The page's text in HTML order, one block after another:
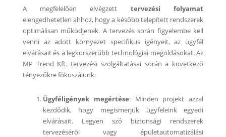
A megfelelően elvégzett tervezési folyamat
elengedhetetlen ahhoz, hogy a később telepített rendszerek
optimálisan működjenek. A tervezés során figyelembe kell
venni az adott környezet specifikus igényeit, az ügyfél
elvárásait és a legkorszerűbb technológiai megoldásokat. Az
MP Trend Kft. tervezési szolgáltatásai során a következő
tényezőkre fókuszálunk:
Ügyféligények megértése: Minden projekt azzal
kezdődik, hogy megismerjük ügyfeleink egyedi
elvárásait. Legyen szó biztonsági rendszerek
tervezéséről vagy épületautomatizálási